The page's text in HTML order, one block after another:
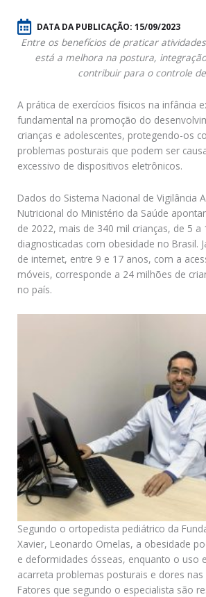
DATA DA PUBLICAÇÃO: 15/09/2023
Entre os benefícios de praticar
está a melhora na postura,
contribuir para o controle
A prática de exercícios físicos na infância
fundamental na promoção do
crianças e adolescentes, protegendo-os
problemas posturais que podem ser
excessivo de dispositivos eletrônicos.
Dados do Sistema Nacional de Vigilância
Nutricional do Ministério da Saúde
de 2022, mais de 340 mil crianças, de 5
diagnosticadas com obesidade no Brasil.
de internet, entre 9 e 17 anos, com a
móveis, corresponde a 24 milhões de
no país.
Segundo o ortopedista pediátrico da
Xavier, Leonardo Ornelas, a obesidade
e deformidades ósseas, enquanto o uso
acarreta problemas posturais e dores nas
Fatores que segundo o especialista são